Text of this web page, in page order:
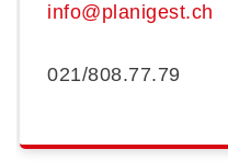
info@planigest.ch
021/808.77.79